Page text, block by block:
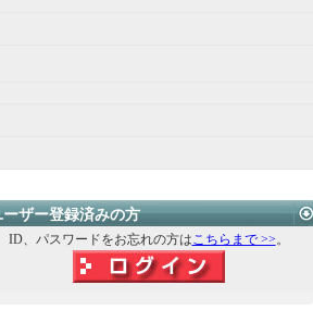
ーザー登録済みの方
ID、パスワードをお忘れの方はこちらまで >>。